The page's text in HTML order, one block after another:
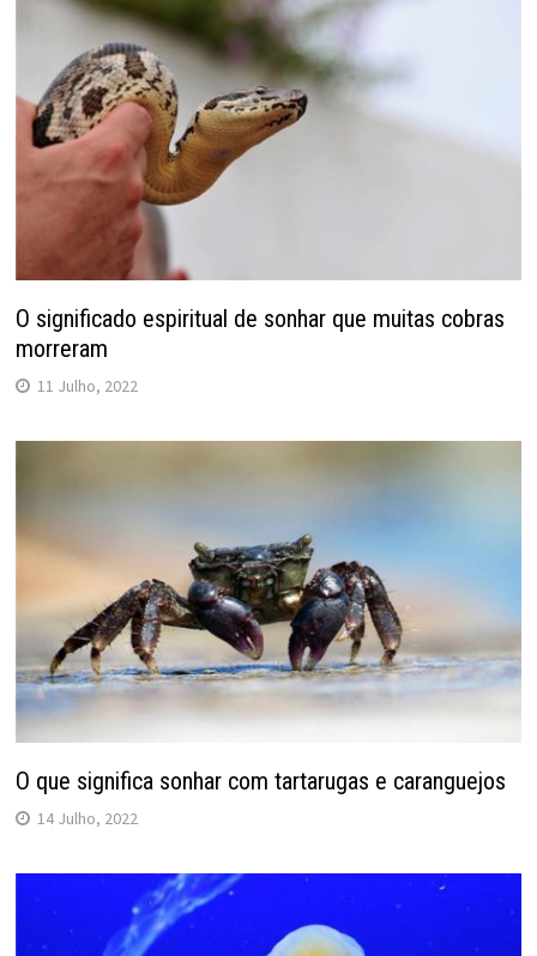
O significado espiritual de sonhar que muitas cobras
morreram
11 Julho, 2022
O que significa sonhar com tartarugas e caranguejos
14 Julho, 2022